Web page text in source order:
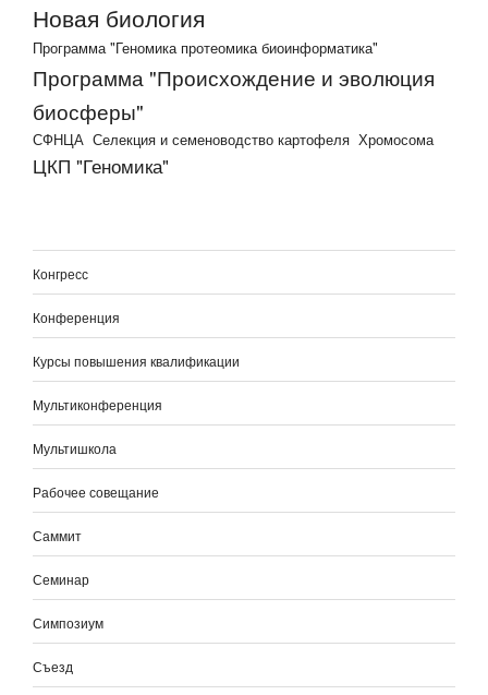
Новая биология
Программа "Геномика протеомика биоинформатика"
Программа "Происхождение и эволюция
биосферы"
СФНЦА Селекция и семеноводство картофеля Хромосома
ЦКП "Геномика"
Конгресс
Конференция
Курсы повышения квалификации
Мультиконференция
Мультишкола
Рабочее совещание
Саммит
Семинар
Симпозиум
Съезд